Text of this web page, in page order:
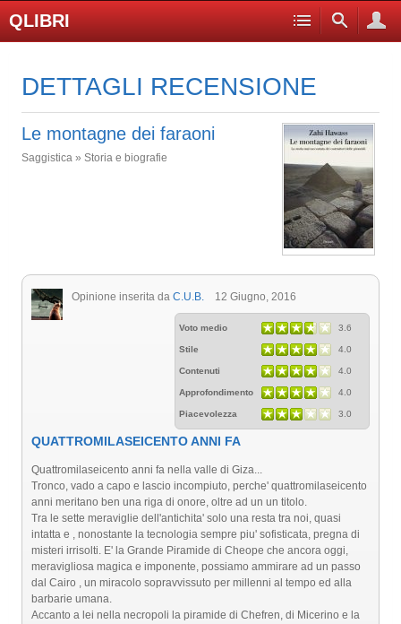
QLIBRI
DETTAGLI RECENSIONE
Le montagne dei faraoni
Saggistica » Storia e biografie
Opinione inserita da C.U.B. 12 Giugno, 2016
Voto medio 3.6
Stile 4.0
Contenuti 4.0
Approfondimento 4.0
Piacevolezza 3.0
QUATTROMILASEICENTO ANNI FA
Quattromilaseicento anni fa nella valle di Giza...
Tronco, vado a capo e lascio incompiuto, perche' quattromilaseicento
anni meritano ben una riga di onore, oltre ad un un titolo.
Tra le sette meraviglie dell'antichita' solo una resta tra noi, quasi
intatta e , nonostante la tecnologia sempre piu' sofisticata, pregna di
misteri irrisolti. E' la Grande Piramide di Cheope che ancora oggi,
meravigliosa magica e imponente, possiamo ammirare ad un passo
dal Cairo , un miracolo sopravvissuto per millenni al tempo ed alla
barbarie umana.
Accanto a lei nella necropoli la piramide di Chefren, di Micerino e la